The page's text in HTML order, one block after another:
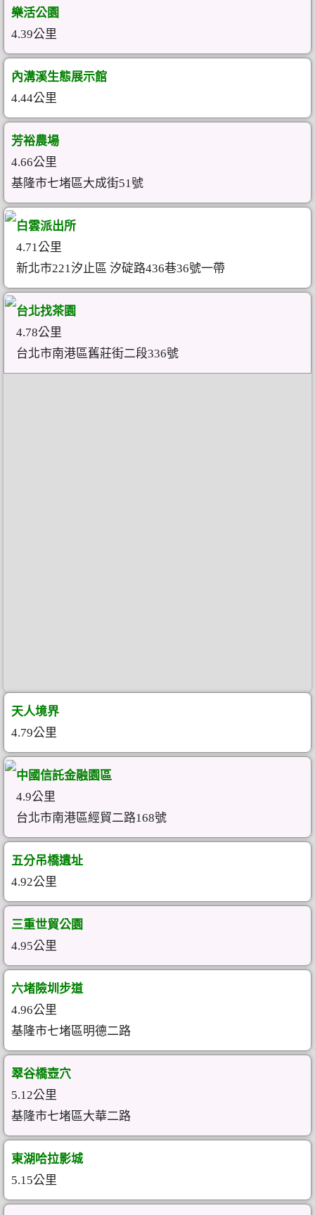
樂活公園
4.39公里
內溝溪生態展示館
4.44公里
芳裕農場
4.66公里
基隆市七堵區大成街51號
白雲派出所
4.71公里
新北市221汐止區 汐碇路436巷36號一帶
台北找茶園
4.78公里
台北市南港區舊莊街二段336號
天人境界
4.79公里
中國信託金融園區
4.9公里
台北市南港區經貿二路168號
五分吊橋遺址
4.92公里
三重世貿公園
4.95公里
六堵險圳步道
4.96公里
基隆市七堵區明德二路
翠谷橋壺穴
5.12公里
基隆市七堵區大華二路
東湖哈拉影城
5.15公里